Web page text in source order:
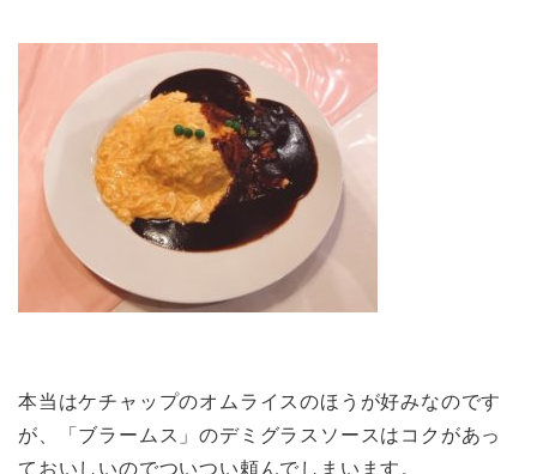
本当はケチャップのオムライスのほうが好みなのです
が、「ブラームス」のデミグラスソースはコクがあっ
ておいしいのでついつい頼んでしまいます。